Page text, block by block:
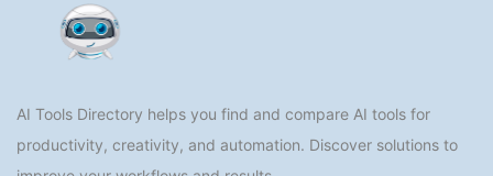
AI Tools Directory helps you find and compare AI tools for
productivity, creativity, and automation. Discover solutions to